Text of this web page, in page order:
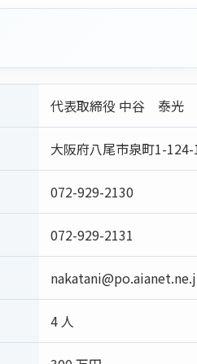
代表取締役 中谷 泰光
大阪府八尾市泉町1-124-
072-929-2130
072-929-2131
4 人